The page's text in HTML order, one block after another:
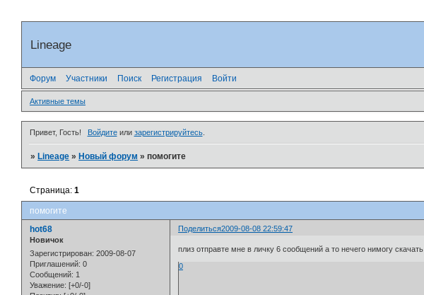
Lineage
Форум Участники Поиск Регистрация Войти
Активные темы
Привет, Гость! Войдитеили зарегистрируйтесь.
»Lineage »Новый форум »помогите
помогите
Страница:1
Поделиться2009-08-08 22:59:47
hot68
Новичок
Зарегистрирован: 2009-08-07
Приглашений: 0
Сообщений: 1
Уважение: [+0/-0]
плиз отправте мне в личку 6 сообщений а то нечего нимогу скачать
0